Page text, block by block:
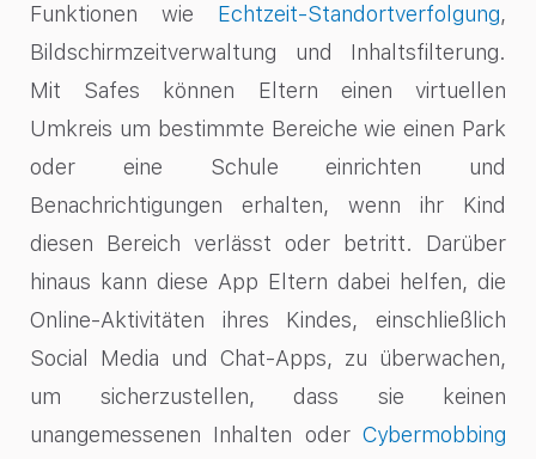
Funktionen wie Echtzeit-Standortverfolgung,
Bildschirmzeitverwaltung und Inhaltsfilterung.
Mit Safes können Eltern einen virtuellen
Umkreis um bestimmte Bereiche wie einen Park
oder eine Schule einrichten und
Benachrichtigungen erhalten, wenn ihr Kind
diesen Bereich verlässt oder betritt. Darüber
hinaus kann diese App Eltern dabei helfen, die
Online-Aktivitäten ihres Kindes, einschließlich
Social Media und Chat-Apps, zu überwachen,
um sicherzustellen, dass sie keinen
unangemessenen Inhalten oder Cybermobbing